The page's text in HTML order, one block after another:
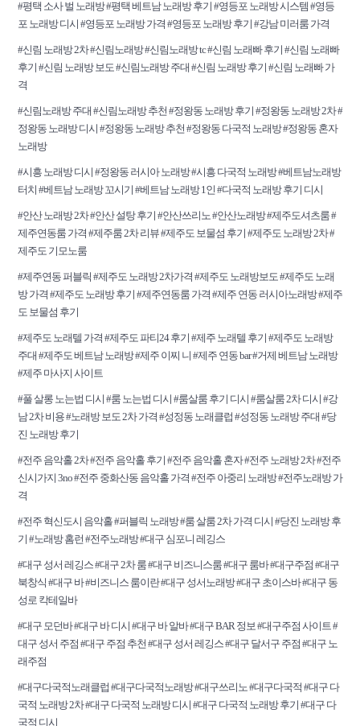
#평택 소사 벌 노래방 #평택 베트남 노래방 후기 #영등포 노래방 시스템 #영등
포 노래방 디시 #영등포 노래방 가격 #영등포 노래방 후기 #강남 미러룸 가격
#신림 노래방 2차 #신림노래방 #신림노래방 tc #신림 노래빠 후기 #신림 노래빠
후기 #신림 노래방 보도 #신림노래방 주대 #신림 노래방 후기 #신림 노래빠 가
격
#신림노래방 주대 #신림노래방 추천 #정왕동 노래방 후기 #정왕동 노래방 2차 #
정왕동 노래방 디시 #정왕동 노래방 추천 #정왕동 다국적 노래방 #정왕동 혼자
노래방
#시흥 노래방 디시 #정왕동 러시아 노래방 #시흥 다국적 노래방 #베트남노래방
터치 #베트남 노래방 꼬시기 #베트남 노래방 1인 #다국적 노래방 후기 디시
#안산 노래방 2차 #안산 설탕 후기 #안산쓰리노 #안산노래방 #제주도셔츠룸 #
제주연동룸 가격 #제주룸 2차 리뷰 #제주도 보물섬 후기 #제주도 노래방 2차 #
제주도 기모노룸
#제주연동 퍼블릭 #제주도 노래방 2차가격 #제주도 노래방보도 #제주도 노래
방 가격 #제주도 노래방 후기 #제주연동룸 가격 #제주 연동 러시아노래방 #제주
도 보물섬 후기
#제주도 노래텔 가격 #제주도 파티24 후기 #제주 노래텔 후기 #제주도 노래방
주대 #제주도 베트남 노래방 #제주 이찌 니 #제주 연동 bar #거제 베트남 노래방
#제주 마사지 사이트
#풀 살롱 노는법 디시 #룸 노는법 디시 #룸살룸 후기 디시 #룸살룸 2차 디시 #강
남 2차 비용 #노래방 보도 2차 가격 #성정동 노래클럽 #성정동 노래방 주대 #당
진 노래방 후기
#전주 음악홀 2차 #전주 음악홀 후기 #전주 음악홀 혼자 #전주 노래방 2차 #전주
신시가지 3no #전주 중화산동 음악홀 가격 #전주 아중리 노래방 #전주노래방 가
격
#전주 혁신도시 음악홀 #퍼블릭 노래방 #룸 살룸 2차 가격 디시 #당진 노래방 후
기 #노래방 홈런 #전주노래방 #대구 심포니 레깅스
#대구 성서 레깅스 #대구 2차 룸 #대구 비즈니스룸 #대구 룸바 #대구주점 #대구
북창식 #대구 바 #비즈니스 룸이란 #대구 성서노래방 #대구 초이스바 #대구 동
성로 칵테일바
#대구 모던바 #대구 바 디시 #대구 바 알바 #대구 BAR 정보 #대구주점 사이트 #
대구 성서 주점 #대구 주점 추천 #대구 성서 레깅스 #대구 달서구 주점 #대구 노
래주점
#대구다국적노래클럽 #대구다국적노래방 #대구쓰리노 #대구다국적 #대구 다
국적 노래방 2차 #대구 다국적 노래방 디시 #대구 다국적 노래방 후기 #대구 다
국적 디시